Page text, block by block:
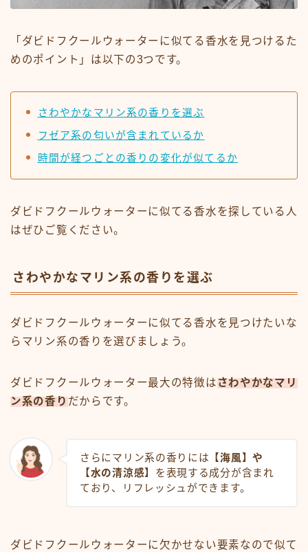
「ダビドフクールウォーターに似てる香水を見つけるた
めのポイント」は以下の3つです。
さわやかなマリン系の香りを選ぶ
フゼア系の匂いが含まれているか
時間が経つごとの香りの変化が似てるか
ダビドフクールウォーターに似てる香水を探している人
はぜひご覧ください。
さわやかなマリン系の香りを選ぶ
ダビドフクールウォーターに似てる香水を見つけたいな
らマリン系の香りを選びましょう。
ダビドフクールウォーター最大の特徴は さわやかなマリ
ン系の香り だからです。
さらにマリン系の香りには 【海風】や
【水の清涼感】 を表現する成分が含まれ
ており、リフレッシュができます。
ダビドフクールウォーターに欠かせない要素なので似て